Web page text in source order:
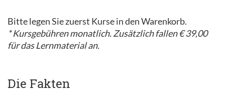
Bitte legen Sie zuerst Kurse in den Warenkorb.
* Kursgebühren monatlich. Zusätzlich fallen € 39,00
für das Lernmaterial an.
Die Fakten